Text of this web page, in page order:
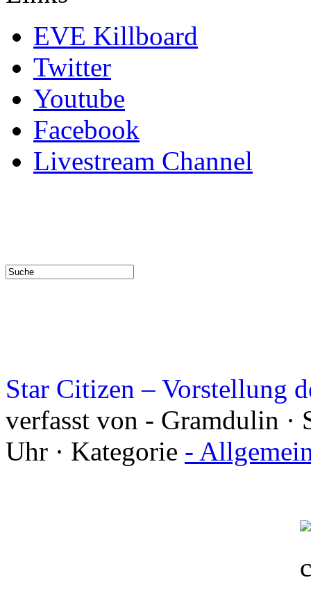
EVE Killboard
Twitter
Youtube
Facebook
Livestream Channel
Star Citizen – Vorstellung
verfasst von - Gramdulin ·
Uhr · Kategorie -